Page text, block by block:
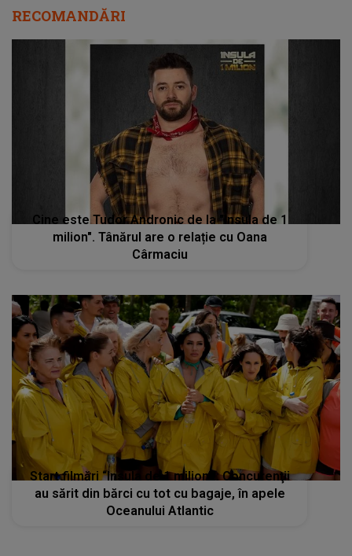
RECOMANDĂRI
Cine este Tudor Andronic de la "Insula de 1
milion". Tânărul are o relație cu Oana
Cârmaciu
Start filmări “Insula de 1 milion”!: Concurenţii
au sărit din bărci cu tot cu bagaje, în apele
Oceanului Atlantic